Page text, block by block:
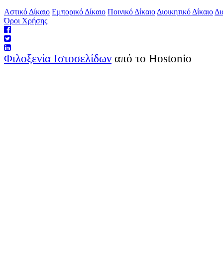
Αστικό Δίκαιο Εμπορικό Δίκαιο Ποινικό Δίκαιο Διοικητικό Δίκαιο
Όροι Χρήσης
Φιλοξενία Ιστοσελίδων από το Hostonio